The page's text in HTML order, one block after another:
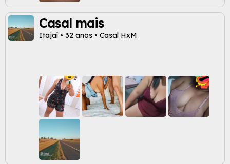
Casal mais
Itajaí • 32 anos • Casal HxM